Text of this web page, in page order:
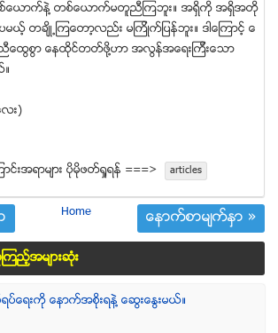
ေယာက္နဲ႔ တစ္ေယာက္မတူညီၾကဘူး။ အရိွကို အရိွအတို
ယ့္ တခ်ိဳ႕ၾကေတာ့လည္း မၾကိဳက္ျပန္ဘူး။ ဒါေၾကာင့္ ေ
ြစြာ ေနထိုင္တတ္ဖို႔ဟာ အလြန္အေရးၾကီးေသာ
လး)
အရာမ်ား ပုိမုိဖတ္ရႈရန္ ===> articles
Home ေနာက္စာမ်က္ႏွာ »
ကည့္အမ်ားဆံုး
ပ္ေရးကို ေနာက္အစိုးရနဲ႔ ေဆြးေႏြးမယ္။